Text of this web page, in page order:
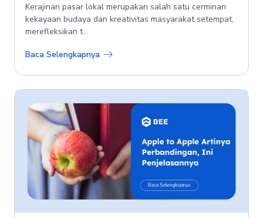
Kerajinan pasar lokal merupakan salah satu cerminan
kekayaan budaya dan kreativitas masyarakat setempat,
merefleksikan t...
Baca Selengkapnya